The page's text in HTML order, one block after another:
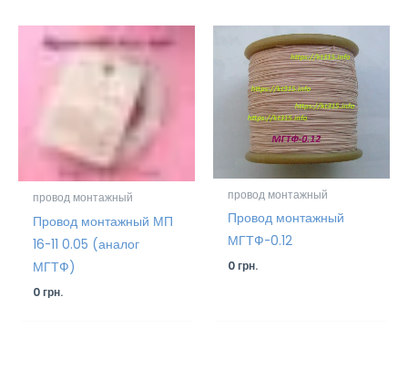
провод монтажный
Провод монтажный МП
16-11 0.05 (аналог
МГТФ)
0грн.
провод монтажный
Провод монтажный
МГТФ-0.12
0грн.